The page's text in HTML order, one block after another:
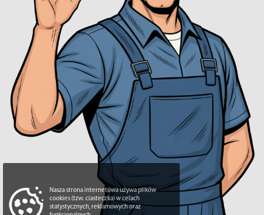
Nasza strona internetowa używa plików
cookies (tzw. ciasteczka) w celach
statystycznych, reklamowych oraz